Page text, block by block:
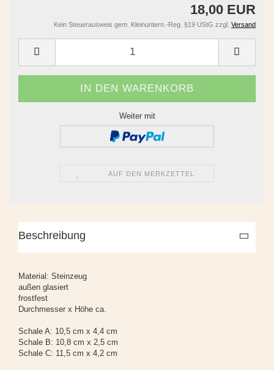
18,00 EUR
Kein Steuerausweis gem. Kleinuntern.-Reg. §19 UStG zzgl. Versand
Weiter mit
AUF DEN MERKZETTEL
Beschreibung
Material: Steinzeug
außen glasiert
frostfest
Durchmesser x Höhe ca.
Schale A: 10,5 cm x 4,4 cm
Schale B: 10,8 cm x 2,5 cm
Schale C: 11,5 cm x 4,2 cm